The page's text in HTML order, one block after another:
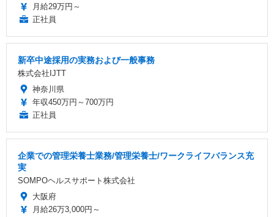
月給29万円～
正社員
新卒中途採用の実務および一般事務
株式会社IJTT
神奈川県
年収450万円～700万円
正社員
企業での管理栄養士業務/管理栄養士/ワークライフバランス充
実
SOMPOヘルスサポート株式会社
大阪府
月給26万3,000円～